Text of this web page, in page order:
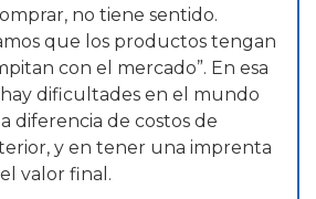
no tiene sentido.
que los productos tengan
con el mercado”. En esa
dificultades en el mundo
diferencia de costos de
y en tener una imprenta
valor final.